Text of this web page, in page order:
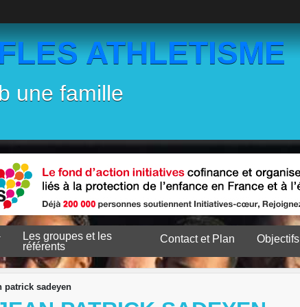
ATHLETISME
une famille
Les groupes et les
référents
Contact et Plan Objectifs
patrick sadeyen